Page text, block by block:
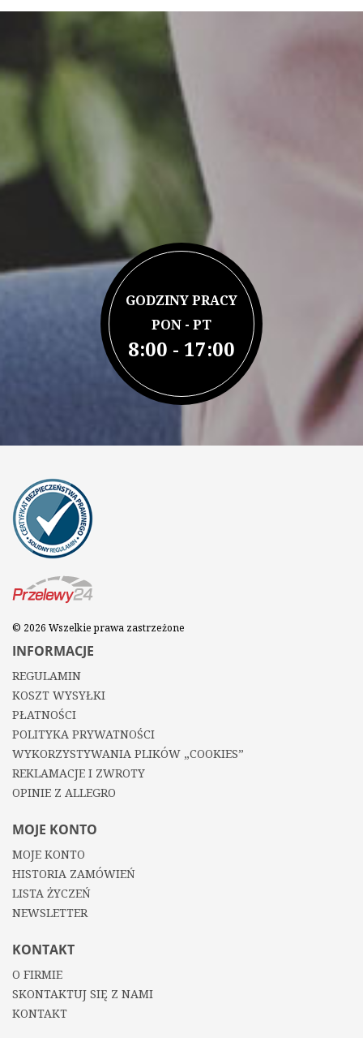
GODZINY PRACY
PON - PT
8:00 - 17:00
© 2026 Wszelkie prawa zastrzeżone
INFORMACJE
REGULAMIN
KOSZT WYSYŁKI
PŁATNOŚCI
POLITYKA PRYWATNOŚCI
WYKORZYSTYWANIA PLIKÓW „COOKIES”
REKLAMACJE I ZWROTY
OPINIE Z ALLEGRO
MOJE KONTO
MOJE KONTO
HISTORIA ZAMÓWIEŃ
LISTA ŻYCZEŃ
NEWSLETTER
KONTAKT
O FIRMIE
SKONTAKTUJ SIĘ Z NAMI
KONTAKT